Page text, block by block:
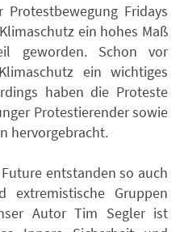
Fridays
ein hohes Maß
geworden. Schon vor
ein wichtiges
haben die Proteste
Protestierender sowie
hervorgebracht.
entstanden so auch
extremistische Gruppen
Autor Tim Segler ist